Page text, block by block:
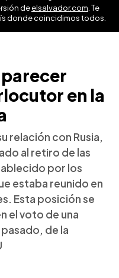
deelsalvador.com . Te
donde coincidimos todos.
en la
relación con Rusia,
al retiro de las
por los
estaba reunido en
Esta posición se
el voto de una
de la